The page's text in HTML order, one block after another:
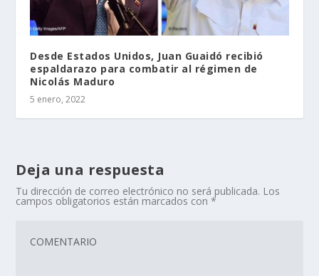
Desde Estados Unidos, Juan Guaidó recibió
espaldarazo para combatir al régimen de
Nicolás Maduro
5 enero, 2022
Deja una respuesta
Tu dirección de correo electrónico no será publicada. Los
campos obligatorios están marcados con*